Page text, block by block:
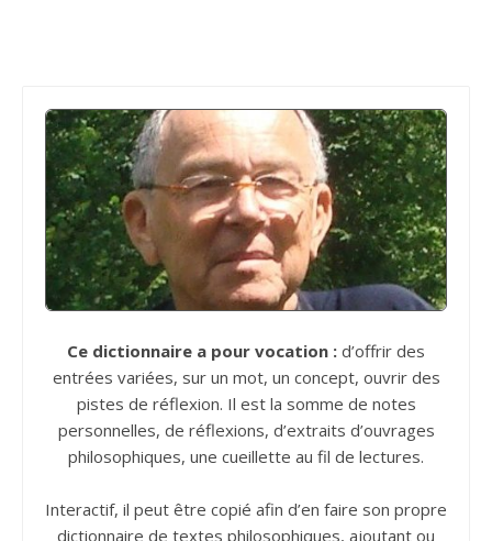
Ce dictionnaire a pour vocation : d’offrir des
entrées variées, sur un mot, un concept, ouvrir des
pistes de réflexion. Il est la somme de notes
personnelles, de réflexions, d’extraits d’ouvrages
philosophiques, une cueillette au fil de lectures.
Interactif, il peut être copié afin d’en faire son propre
dictionnaire de textes philosophiques, ajoutant ou